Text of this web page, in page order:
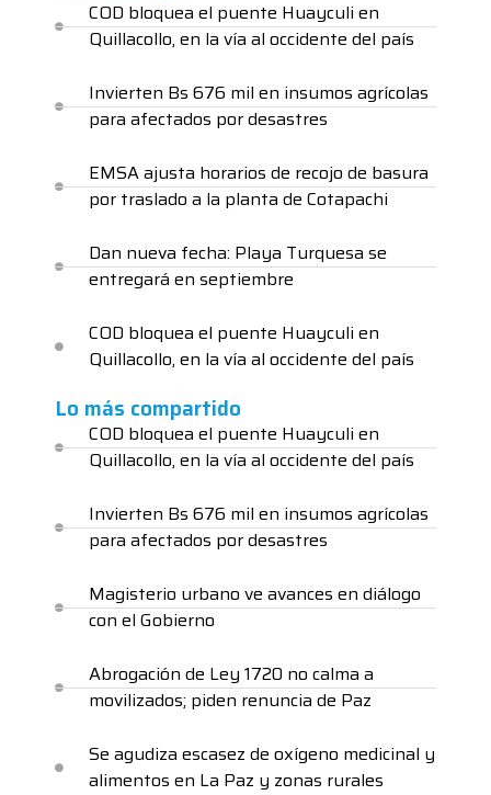
COD bloquea el puente Huayculi en
Quillacollo, en la vía al occidente del país
Invierten Bs 676 mil en insumos agrícolas
para afectados por desastres
EMSA ajusta horarios de recojo de basura
por traslado a la planta de Cotapachi
Dan nueva fecha: Playa Turquesa se
entregará en septiembre
COD bloquea el puente Huayculi en
Quillacollo, en la vía al occidente del país
Lo más compartido
COD bloquea el puente Huayculi en
Quillacollo, en la vía al occidente del país
Invierten Bs 676 mil en insumos agrícolas
para afectados por desastres
Magisterio urbano ve avances en diálogo
con el Gobierno
Abrogación de Ley 1720 no calma a
movilizados; piden renuncia de Paz
Se agudiza escasez de oxígeno medicinal y
alimentos en La Paz y zonas rurales